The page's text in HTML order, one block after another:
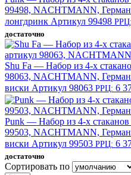
99498, NACHTMANN,
лонгдринк Артикул 99498 РРЦ:
достаточно
Shu Fa — Набор из 4-х
98063, NACHTMANN,
виски Артикул 98063 РРЦ: 6
Punk — Набор из 4-х
99503, NACHTMANN,
виски Артикул 99503 РРЦ: 6
достаточно
Сортировать по